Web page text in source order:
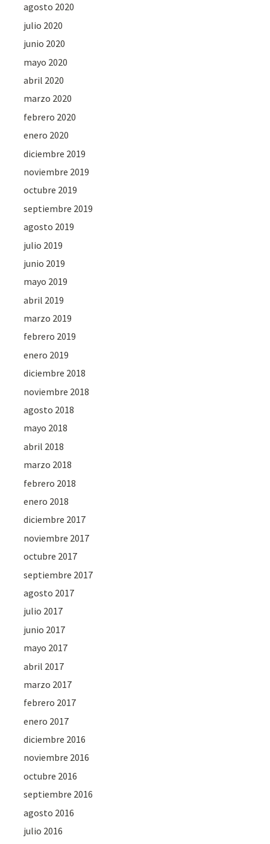
agosto 2020
julio 2020
junio 2020
mayo 2020
abril 2020
marzo 2020
febrero 2020
enero 2020
diciembre 2019
noviembre 2019
octubre 2019
septiembre 2019
agosto 2019
julio 2019
junio 2019
mayo 2019
abril 2019
marzo 2019
febrero 2019
enero 2019
diciembre 2018
noviembre 2018
agosto 2018
mayo 2018
abril 2018
marzo 2018
febrero 2018
enero 2018
diciembre 2017
noviembre 2017
octubre 2017
septiembre 2017
agosto 2017
julio 2017
junio 2017
mayo 2017
abril 2017
marzo 2017
febrero 2017
enero 2017
diciembre 2016
noviembre 2016
octubre 2016
septiembre 2016
agosto 2016
julio 2016